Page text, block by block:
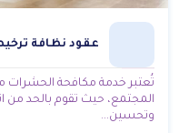
عقود نظافة ترخيص من
تُعتبر خدمة مكافحة الحشرات
المجتمع، حيث تقوم بالحد من
وتحسين...